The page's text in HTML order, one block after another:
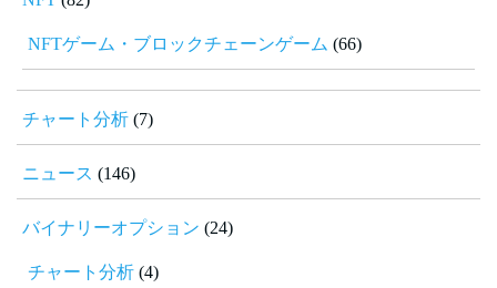
NFTゲーム・ブロックチェーンゲーム (66)
チャート分析 (7)
ニュース (146)
バイナリーオプション (24)
チャート分析 (4)